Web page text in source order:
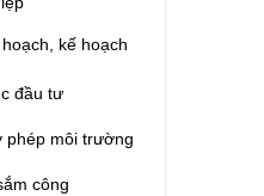
kế hoạch
đầu tư
phép môi trường
công